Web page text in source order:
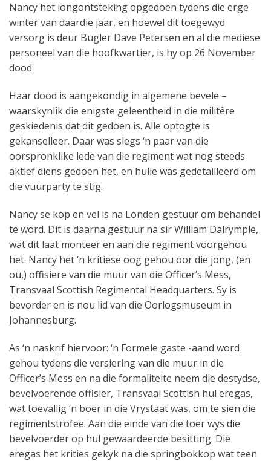
Nancy het longontsteking opgedoen tydens die erge
winter van daardie jaar, en hoewel dit toegewyd
versorg is deur Bugler Dave Petersen en al die mediese
personeel van die hoofkwartier, is hy op 26 November
dood
Haar dood is aangekondig in algemene bevele –
waarskynlik die enigste geleentheid in die militêre
geskiedenis dat dit gedoen is. Alle optogte is
gekanselleer. Daar was slegs ‘n paar van die
oorspronklike lede van die regiment wat nog steeds
aktief diens gedoen het, en hulle was gedetailleerd om
die vuurparty te stig.
Nancy se kop en vel is na Londen gestuur om behandel
te word. Dit is daarna gestuur na sir William Dalrymple,
wat dit laat monteer en aan die regiment voorgehou
het. Nancy het ‘n kritiese oog gehou oor die jong, (en
ou,) offisiere van die muur van die Officer’s Mess,
Transvaal Scottish Regimental Headquarters. Sy is
bevorder en is nou lid van die Oorlogsmuseum in
Johannesburg.
As ‘n naskrif hiervoor: ‘n Formele gaste -aand word
gehou tydens die versiering van die muur in die
Officer’s Mess en na die formaliteite neem die destydse,
bevelvoerende offisier, Transvaal Scottish hul eregas,
wat toevallig ‘n boer in die Vrystaat was, om te sien die
regimentstrofeë. Aan die einde van die toer wys die
bevelvoerder op hul gewaardeerde besitting. Die
eregas het krities gekyk na die springbokkop wat teen